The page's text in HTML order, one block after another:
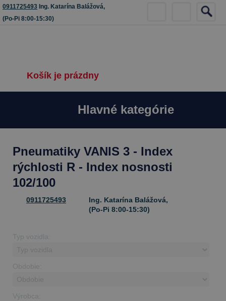
0911725493 Ing. Katarína Balážová,
(Po-Pi 8:00-15:30)
Košík je prázdny
Hlavné kategórie
Pneumatiky VANIS 3 - Index
rýchlosti R - Index nosnosti
102/100
0911725493
Ing. Katarína Balážová,
(Po-Pi 8:00-15:30)
Typ vozidla:
Obdobie:
Výrobca: